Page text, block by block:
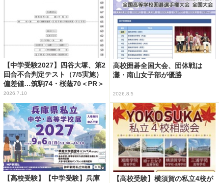
【中学受験2027】四谷大塚、第2
回合不合判定テスト（7/5実施）
偏差値…筑駒74・桜蔭70＜PR＞
2026.7.10
高校囲碁全国大会、団体戦は
灘・南山女子部が優勝
2026.8.5
【高校受験】【中学受験】兵庫
【高校受験】横須賀の私立4校が